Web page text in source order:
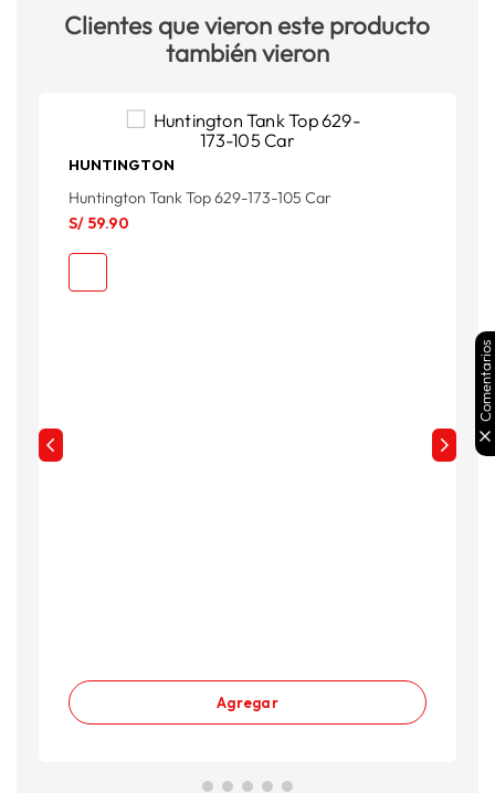
Clientes que vieron este producto
también vieron
HUNTINGTON
Huntington Tank Top 629-173-105 Car
S/ 59.90
Agregar
Comentarios